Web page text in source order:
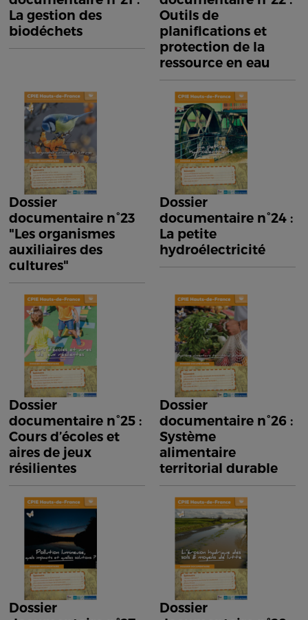
La gestion des
biodéchets
Outils de
planifications et
protection de la
ressource en eau
Dossier
documentaire n°23
"Les organismes
auxiliaires des
cultures"
Dossier
documentaire n°24 :
La petite
hydroélectricité
Dossier
documentaire n°25 :
Cours d’écoles et
aires de jeux
résilientes
Dossier
documentaire n°26 :
Système
alimentaire
territorial durable
Dossier
Dossier